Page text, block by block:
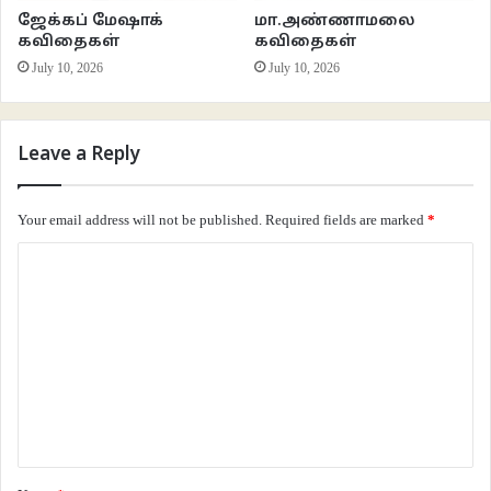
***ஜப்பானிய அரிசி மது
ஆசிரியர் குறிப்பு:
இயற்பெயர்: ஒகிவாரா டோக்கிச்சி (Ogiwara Tōkichi)
ஜேக்கப் மேஷாக்
கவிதைகள்
July 10, 2026
மா.அண்ணாமலை
கவிதைகள்
July 10, 2026
Leave a Reply
Your email address will not be published. Required fields are marked *